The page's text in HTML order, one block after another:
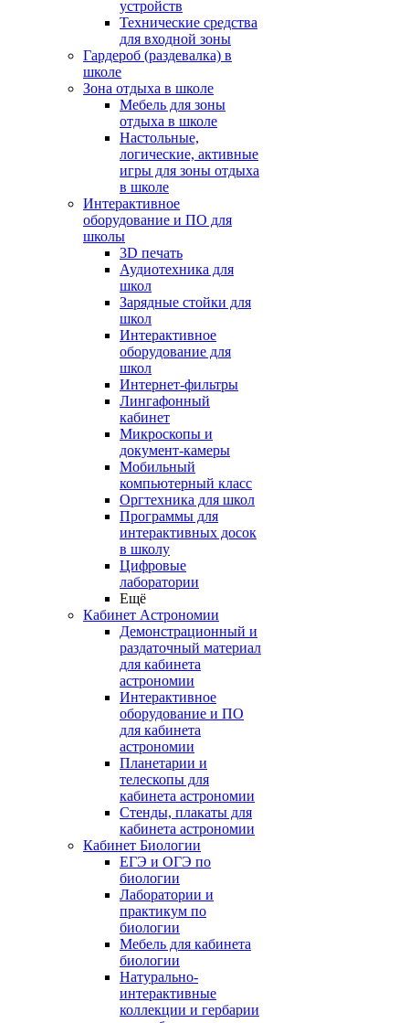
устройств
Технические средства
для входной зоны
Гардероб (раздевалка) в
школе
Зона отдыха в школе
Мебель для зоны
отдыха в школе
Настольные,
логические, активные
игры для зоны отдыха
в школе
Интерактивное
оборудование и ПО для
школы
3D печать
Аудиотехника для
школ
Зарядные стойки для
школ
Интерактивное
оборудование для
школ
Интернет-фильтры
Лингафонный
кабинет
Микроскопы и
документ-камеры
Мобильный
компьютерный класс
Оргтехника для школ
Программы для
интерактивных досок
в школу
Цифровые
лаборатории
Ещё
Кабинет Астрономии
Демонстрационный и
раздаточный материал
для кабинета
астрономии
Интерактивное
оборудование и ПО
для кабинета
астрономии
Планетарии и
телескопы для
кабинета астрономии
Стенды, плакаты для
кабинета астрономии
Кабинет Биологии
ЕГЭ и ОГЭ по
биологии
Лаборатории и
практикум по
биологии
Мебель для кабинета
биологии
Натурально-
интерактивные
коллекции и гербарии